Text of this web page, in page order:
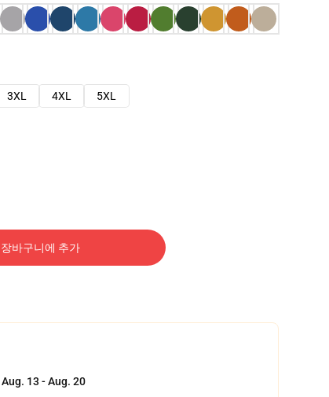
3XL 4XL
5XL
장바구니에 추가
Aug. 13 - Aug. 20